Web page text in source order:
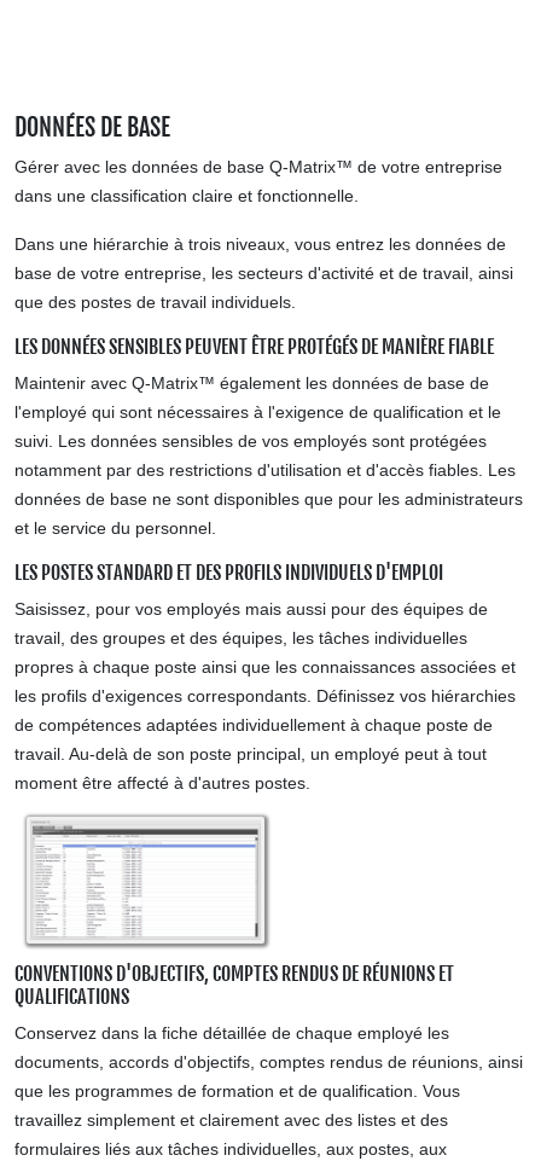
DONNÉES DE BASE
Gérer avec les données de base Q-Matrix™ de votre entreprise
dans une classification claire et fonctionnelle.
Dans une hiérarchie à trois niveaux, vous entrez les données de
base de votre entreprise, les secteurs d'activité et de travail, ainsi
que des postes de travail individuels.
LES DONNÉES SENSIBLES PEUVENT ÊTRE PROTÉGÉS DE MANIÈRE FIABLE
Maintenir avec Q-Matrix™ également les données de base de
l'employé qui sont nécessaires à l'exigence de qualification et le
suivi. Les données sensibles de vos employés sont protégées
notamment par des restrictions d'utilisation et d'accès fiables. Les
données de base ne sont disponibles que pour les administrateurs
et le service du personnel.
LES POSTES STANDARD ET DES PROFILS INDIVIDUELS D'EMPLOI
Saisissez, pour vos employés mais aussi pour des équipes de
travail, des groupes et des équipes, les tâches individuelles
propres à chaque poste ainsi que les connaissances associées et
les profils d'exigences correspondants. Définissez vos hiérarchies
de compétences adaptées individuellement à chaque poste de
travail. Au-delà de son poste principal, un employé peut à tout
moment être affecté à d'autres postes.
CONVENTIONS D'OBJECTIFS, COMPTES RENDUS DE RÉUNIONS ET
QUALIFICATIONS
Conservez dans la fiche détaillée de chaque employé les
documents, accords d'objectifs, comptes rendus de réunions, ainsi
que les programmes de formation et de qualification. Vous
travaillez simplement et clairement avec des listes et des
formulaires liés aux tâches individuelles, aux postes, aux